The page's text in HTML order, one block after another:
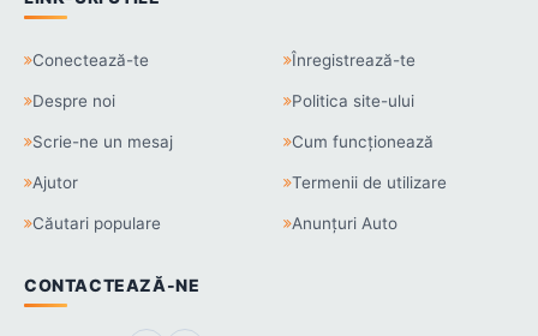
Conectează-te Înregistrează-te
Despre noi Politica site-ului
Scrie-ne un mesaj Cum funcționează
Ajutor Termenii de utilizare
Căutari populare Anunțuri Auto
CONTACTEAZĂ-NE